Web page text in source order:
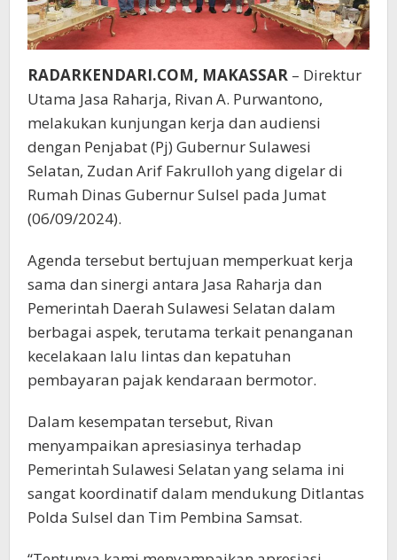
RADARKENDARI.COM, MAKASSAR – Direktur
Utama Jasa Raharja, Rivan A. Purwantono,
melakukan kunjungan kerja dan audiensi
dengan Penjabat (Pj) Gubernur Sulawesi
Selatan, Zudan Arif Fakrulloh yang digelar di
Rumah Dinas Gubernur Sulsel pada Jumat
(06/09/2024).
Agenda tersebut bertujuan memperkuat kerja
sama dan sinergi antara Jasa Raharja dan
Pemerintah Daerah Sulawesi Selatan dalam
berbagai aspek, terutama terkait penanganan
kecelakaan lalu lintas dan kepatuhan
pembayaran pajak kendaraan bermotor.
Dalam kesempatan tersebut, Rivan
menyampaikan apresiasinya terhadap
Pemerintah Sulawesi Selatan yang selama ini
sangat koordinatif dalam mendukung Ditlantas
Polda Sulsel dan Tim Pembina Samsat.